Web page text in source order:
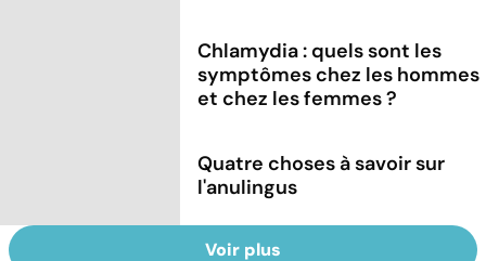
Chlamydia : quels sont les
symptômes chez les hommes
et chez les femmes ?
Quatre choses à savoir sur
l'anulingus
Voir plus